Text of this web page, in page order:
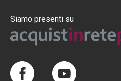
Siamo presenti su